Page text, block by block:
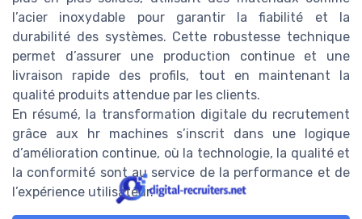
l’acier inoxydable pour garantir la fiabilité et la
durabilité des systèmes. Cette robustesse technique
permet d’assurer une production continue et une
livraison rapide des profils, tout en maintenant la
qualité produits attendue par les clients.
En résumé, la transformation digitale du recrutement
grâce aux hr machines s’inscrit dans une logique
d’amélioration continue, où la technologie, la qualité et
la conformité sont au service de la performance et de
l’expérience utilisateur.